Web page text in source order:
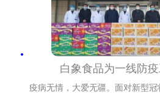
白象食品为一线防
疫病无情，大爱无疆。面对新型冠